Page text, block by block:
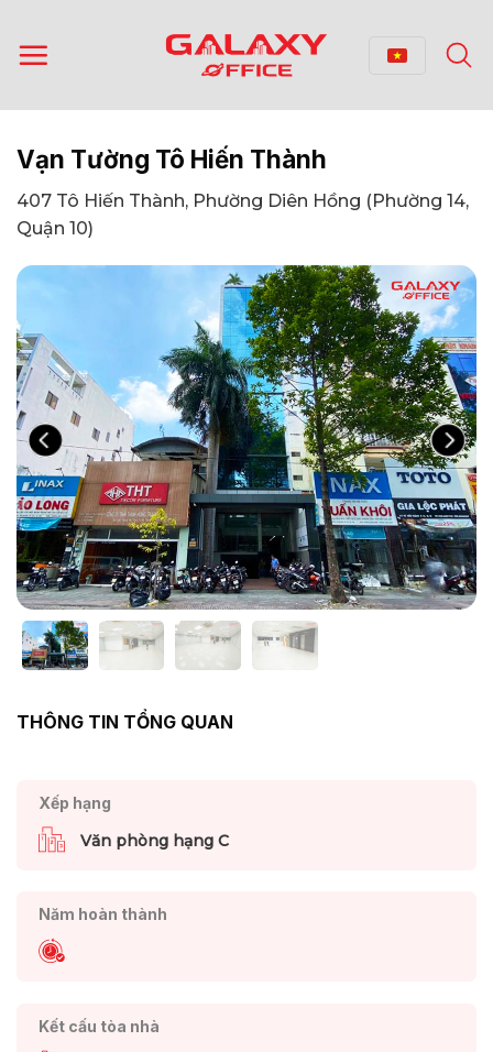
qua
nội
Vạn Tường Tô Hiến Thành
407 Tô Hiến Thành, Phường Diên Hồng (Phường 14,
Quận 10)
THÔNG TIN TỔNG QUAN
Xếp hạng
Văn phòng hạng C
Năm hoàn thành
Kết cấu tòa nhà